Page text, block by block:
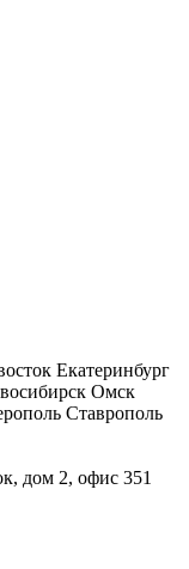
Екатеринбург
Омск
Ставрополь
дом 2, офис 351